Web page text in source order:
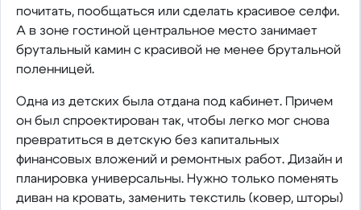
почитать, пообщаться или сделать красивое селфи.
А в зоне гостиной центральное место занимает
брутальный камин с красивой не менее брутальной
поленницей.
Одна из детских была отдана под кабинет. Причем
он был спроектирован так, чтобы легко мог снова
превратиться в детскую без капитальных
финансовых вложений и ремонтных работ. Дизайн и
планировка универсальны. Нужно только поменять
диван на кровать, заменить текстиль (ковер, шторы)